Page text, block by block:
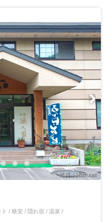
出典：jalan.net
ト / 格安 / 隠れ宿 / 温泉 /